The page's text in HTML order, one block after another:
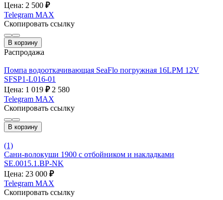
Цена: 2 500 ₽
Telegram MAX
Скопировать ссылку
В корзину
Распродажа
Помпа водооткачивающая SeaFlo погружная 16LPM 12V
SFSP1-L016-01
Цена: 1 019 ₽ 2 580
Telegram MAX
Скопировать ссылку
В корзину
(1)
Сани-волокуши 1900 с отбойником и накладками
SE.0015.1.ВР-NK
Цена: 23 000 ₽
Telegram MAX
Скопировать ссылку